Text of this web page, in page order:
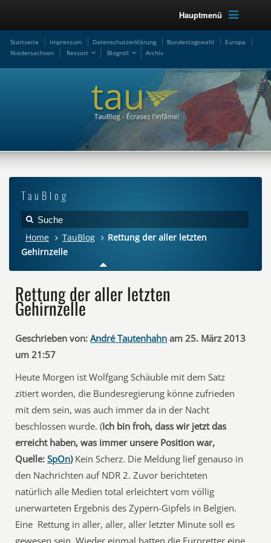
Hauptmenü
Startseite Impressum Datenschutzerklärung Bundestagswahl
Europa
Niedersachsen
Ressort Blogroll Archiv
TauBlog
Home TauBlog
Rettung der aller letzten
Gehirnzelle
Rettung der aller letzten
Gehirnzelle
Geschrieben von: André Tautenhahn am 25. März 2013
um 21:57
Heute Morgen ist Wolfgang Schäuble mit dem Satz
zitiert worden, die Bundesregierung könne zufrieden
mit dem sein, was auch immer da in der Nacht
beschlossen wurde. (Ich bin froh, dass wir jetzt das
erreicht haben, was immer unsere Position war,
Quelle:SpOn)Kein Scherz. Die Meldung lief genauso in
den Nachrichten auf NDR 2. Zuvor berichteten
natürlich alle Medien total erleichtert vom völlig
unerwarteten Ergebnis des Zypern-Gipfels in Belgien.
Eine Rettung in aller, aller, aller letzter Minute soll es
gewesen sein. Wieder einmal hatten die Euroretter eine